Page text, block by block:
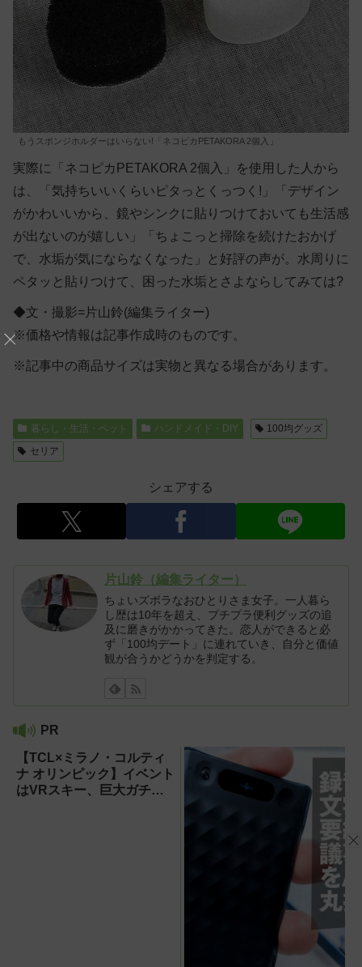
もうスポンジホルダーはいらない!「ネコピカPETAKORA 2個入」
実際に「ネコピカPETAKORA 2個入」を使用した人から
は、「気持ちいいくらいピタっとくっつく!」「デザイン
がかわいいから、鏡やシンクに貼りつけておいても生活感
が出ないのが嬉しい」「ちょこっと掃除を続けたおかげ
で、水垢が気にならなくなった」と好評の声が。水周りに
ペタッと貼りつけて、困った水垢とさよならしてみては?
◆文・撮影=片山鈴(編集ライター)
※価格や情報は記事作成時のものです。
※記事中の商品サイズは実物と異なる場合があります。
暮らし・生活・ペット ハンドメイド・DIY
100均グッズ
セリア
シェアする
片山鈴（編集ライター）
ちょいズボラなおひとりさま女子。一人暮ら
し歴は10年を超え、プチプラ便利グッズの追
及に磨きがかかってきた。恋人ができると必
ず「100均デート」に連れていき、自分と価値
観が合うかどうかを判定する。
PR
【TCL×ミラノ・コルティ
ナ オリンピック】イベント
はVRスキー、巨大ガチャ